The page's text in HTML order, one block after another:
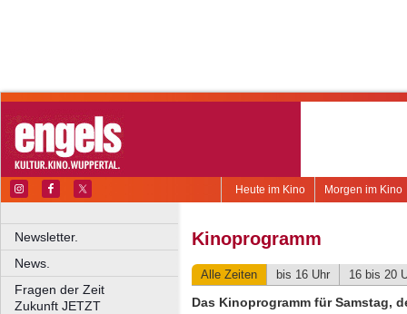
Morgen im Kino
Heute im Kino
Newsletter.
News.
Fragen der Zeit
Zukunft JETZT
Kinoprogramm
Alle Zeiten bis 16 Uhr 16 bis 20
Das Kinoprogramm für Samstag,